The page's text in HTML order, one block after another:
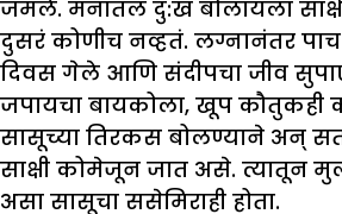
जमले. मनातलं दु:ख बोलायला
दुसरं कोणीच नव्हतं. लग्नानंतर पाच
दिवस गेले आणि संदीपचा जीव
जपायचा बायकोला, खूप कौतुकही
सासूच्या तिरकस बोलण्याने अन्
साक्षी कोमेजून जात असे. त्यातून
असा सासूचा ससेमिराही होता.